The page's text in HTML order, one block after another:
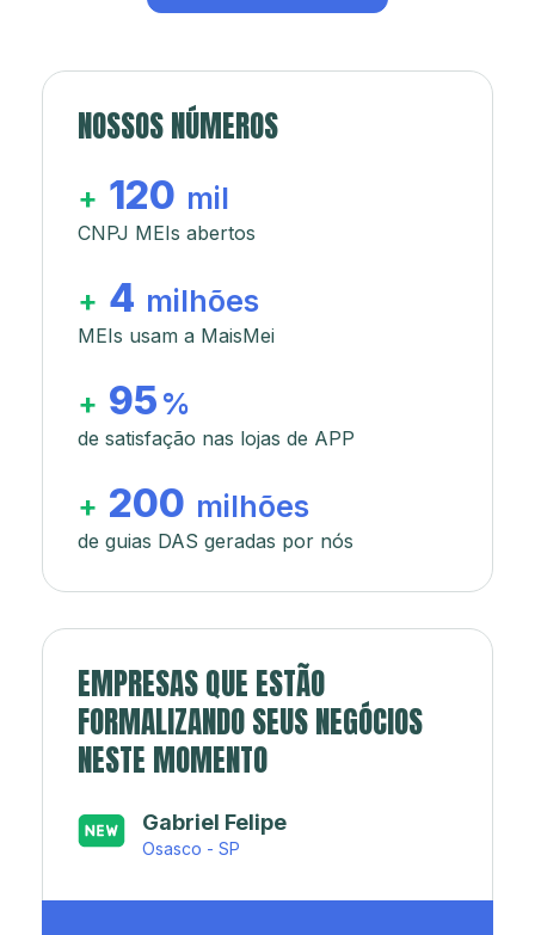
NOSSOS NÚMEROS
+ 120 mil
CNPJ MEIs abertos
+ 4 milhões
MEIs usam a MaisMei
+ 95 %
de satisfação nas lojas de APP
+ 200 milhões
de guias DAS geradas por nós
EMPRESAS QUE ESTÃO
FORMALIZANDO SEUS NEGÓCIOS
NESTE MOMENTO
Japa’s açaí e sorveteria
Rio de Janeiro - RJ